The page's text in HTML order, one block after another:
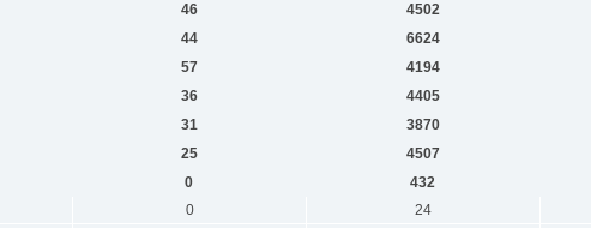
46 4502
44 6624
57 4194
36 4405
31 3870
25 4507
0 432
0 24